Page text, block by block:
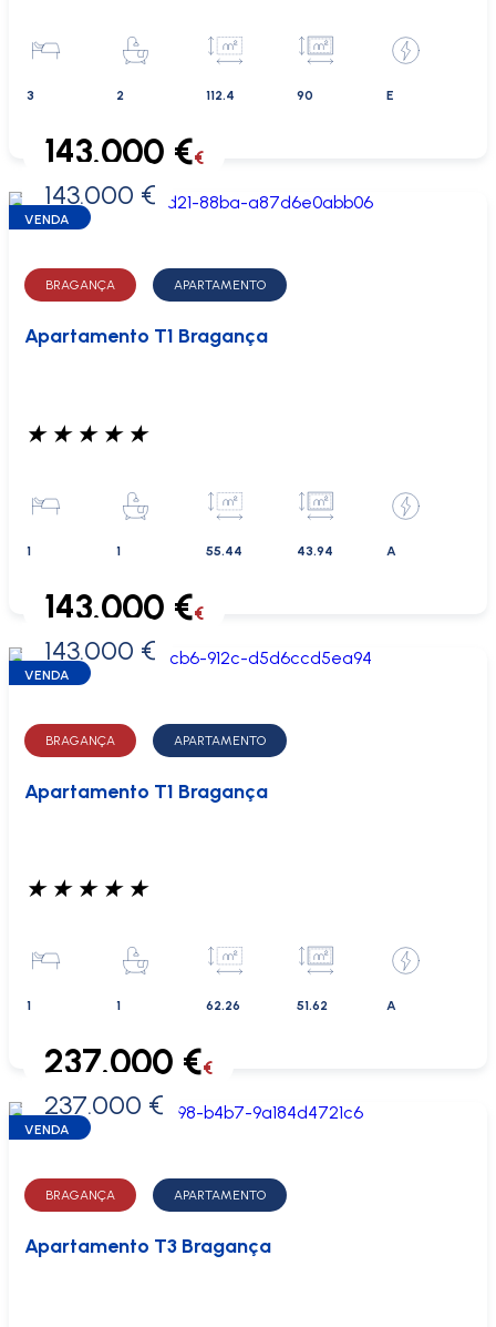
3 2 112.4 90 E
0 €
143.000 €€
143.000 €
VENDA
BRAGANÇA APARTAMENTO
Apartamento T1 Bragança
★ ★ ★ ★ ★
1 1 55.44 43.94 A
0 €
143.000 €€
143.000 €
VENDA
BRAGANÇA APARTAMENTO
Apartamento T1 Bragança
★ ★ ★ ★ ★
1 1 62.26 51.62 A
0 €
237.000 €€
237.000 €
VENDA
BRAGANÇA APARTAMENTO
Apartamento T3 Bragança